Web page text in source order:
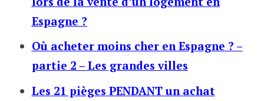
Espagne ?
Où acheter moins cher en Espagne ? –
partie 2 – Les grandes villes
Les 21 pièges PENDANT un achat